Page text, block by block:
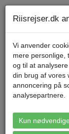
Booking:
Riisrejser.dk
Vi anvender
mere personlige,
og til at
din brug af vores
annoncering på
analysepartnere.
Kun nødvendige